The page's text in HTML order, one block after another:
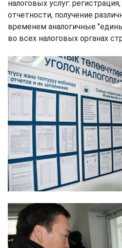
налоговых услуг:
отчетности, получение
временем аналогичные
во всех налоговых органах